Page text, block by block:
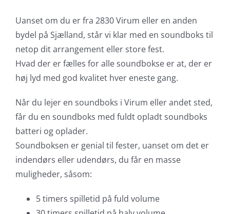
Uanset om du er fra 2830 Virum eller en anden
bydel på Sjælland, står vi klar med en soundboks til
netop dit arrangement eller store fest.
Hvad der er fælles for alle soundbokse er at, der er
høj lyd med god kvalitet hver eneste gang.
Når du lejer en soundboks i Virum eller andet sted,
får du en soundboks med fuldt opladt soundboks
batteri og oplader.
Soundboksen er genial til fester, uanset om det er
indendørs eller udendørs, du får en masse
muligheder, såsom:
5 timers spilletid på fuld volume